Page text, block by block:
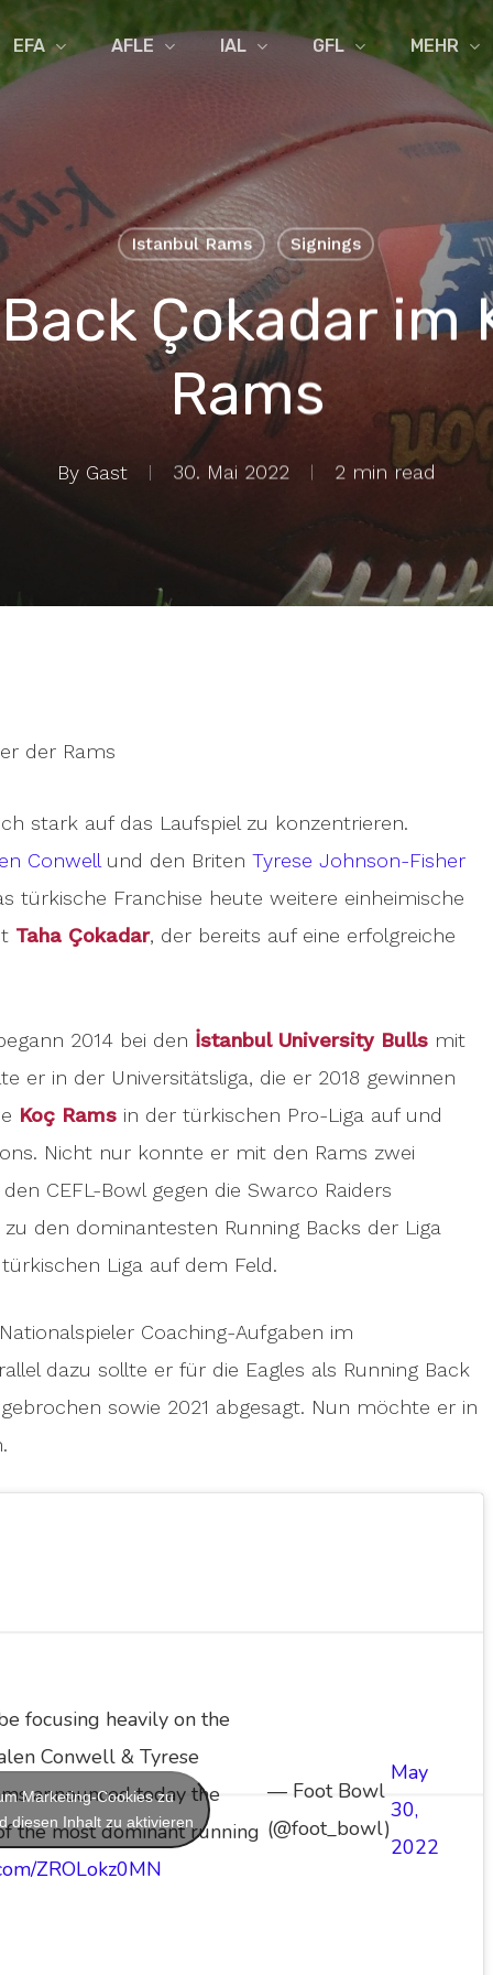
EFA AFLE IAL GFL MEHR
Istanbul Rams Signings
Çokadar im
Rams
By Gast 30. Mai 2022 2 min read
der Rams
stark auf das Laufspiel zu konzentrieren.
Conwell und den Briten Tyrese Johnson-Fisher
türkische Franchise heute weitere einheimische
Taha Çokadar, der bereits auf eine erfolgreiche
2014 bei den İstanbul University Bulls mit
er in der Universitätsliga, die er 2018 gewinnen
Koç Rams in der türkischen Pro-Liga auf und
Nicht nur konnte er mit den Rams zwei
CEFL-Bowl gegen die Swarco Raiders
den dominantesten Running Backs der Liga
Liga auf dem Feld.
Coaching-Aufgaben im
dazu sollte er für die Eagles als Running Back
sowie 2021 abgesagt. Nun möchte er in
focusing heavily on the
Conwell & Tyrese
announced today the
the most dominant running
ZROLokz0MN
— Foot Bowl
(@foot_bowl)
May
30,
2022
Marketing-Cookies zu
diesen Inhalt zu aktivieren